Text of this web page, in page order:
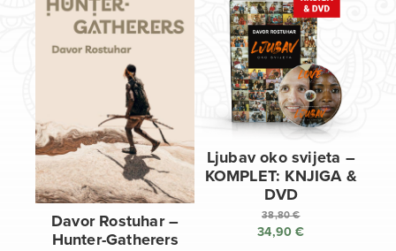
Davor Rostuhar –
Hunter-Gatherers
Ljubav oko svijeta –
KOMPLET: KNJIGA &
DVD
38,80€
Izvorna
34,90€